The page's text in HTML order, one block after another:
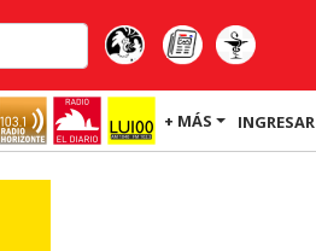
+ MÁS INGRESAR